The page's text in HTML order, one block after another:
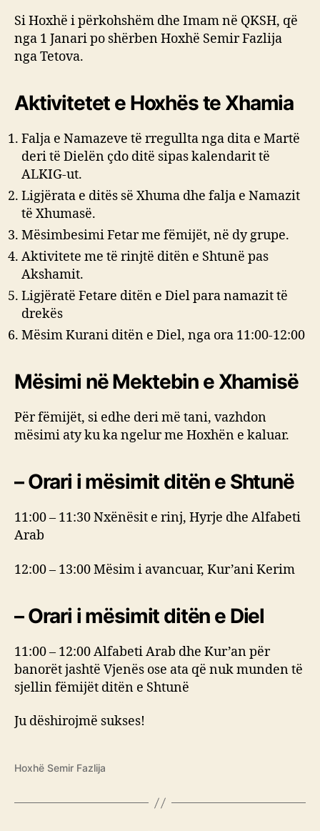
Si Hoxhë i përkohshëm dhe Imam në QKSH, që
nga 1 Janari po shërben Hoxhë Semir Fazlija
nga Tetova.
Aktivitetet e Hoxhës te Xhamia
Falja e Namazeve të rregullta nga dita e Martë
deri të Dielën çdo ditë sipas kalendarit të
ALKIG-ut.
Ligjërata e ditës së Xhuma dhe falja e Namazit
të Xhumasë.
Mësimbesimi Fetar me fëmijët, në dy grupe.
Aktivitete me të rinjtë ditën e Shtunë pas
Akshamit.
Ligjëratë Fetare ditën e Diel para namazit të
drekës
Mësim Kurani ditën e Diel, nga ora 11:00-12:00
Mësimi në Mektebin e Xhamisë
Për fëmijët, si edhe deri më tani, vazhdon
mësimi aty ku ka ngelur me Hoxhën e kaluar.
– Orari i mësimit ditën e Shtunë
11:00 – 11:30 Nxënësit e rinj, Hyrje dhe Alfabeti
Arab
12:00 – 13:00 Mësim i avancuar, Kur’ani Kerim
– Orari i mësimit ditën e Diel
11:00 – 12:00 Alfabeti Arab dhe Kur’an për
banorët jashtë Vjenës ose ata që nuk munden të
sjellin fëmijët ditën e Shtunë
Ju dëshirojmë sukses!
Hoxhë Semir Fazlija